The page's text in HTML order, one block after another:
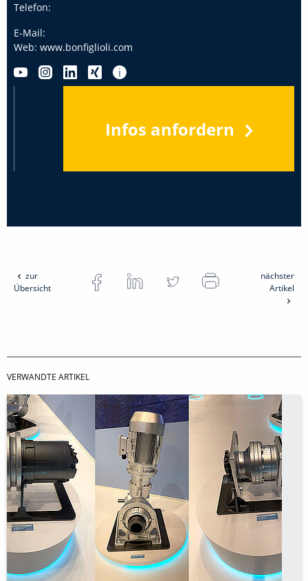
Telefon:
E-Mail:
Web: www.bonfiglioli.com
Infos anfordern
zur
Übersicht
nächster
Artikel
VERWANDTE ARTIKEL